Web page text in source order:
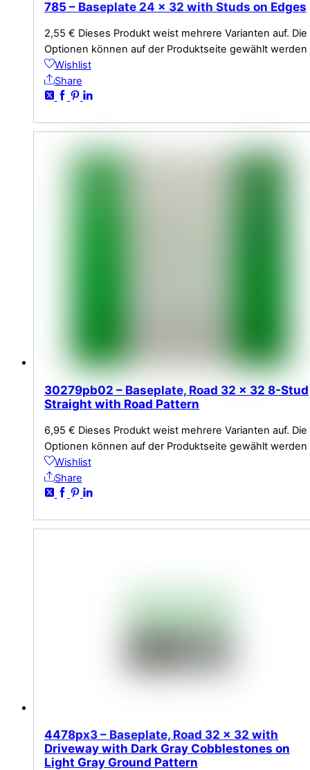
785 – Baseplate 24 x 32 with Studs on Edges
2,55 € Dieses Produkt weist mehrere Varianten auf. Die
Optionen können auf der Produktseite gewählt werden
Wishlist
Share
30279pb02 – Baseplate, Road 32 x 32 8-Stud
Straight with Road Pattern
6,95 € Dieses Produkt weist mehrere Varianten auf. Die
Optionen können auf der Produktseite gewählt werden
Wishlist
Share
4478px3 – Baseplate, Road 32 x 32 with
Driveway with Dark Gray Cobblestones on
Light Gray Ground Pattern